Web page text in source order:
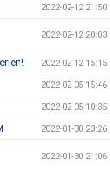
2022-02-12 21:50
2022-02-12 20:03
2022-02-12 15:15
2022-02-05 15:46
2022-02-05 10:35
2022-01-30 23:26
2022-01-30 21:06